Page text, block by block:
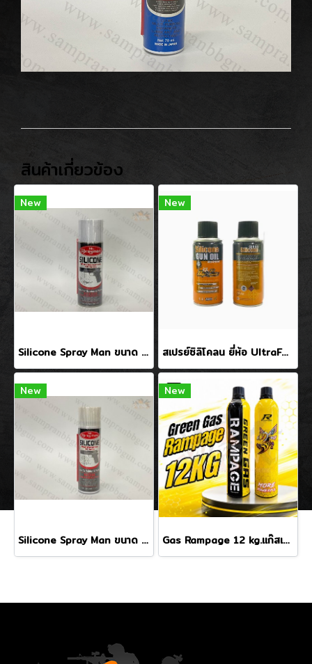
สินค้าเกี่ยวข้อง
New
Silicone Spray Man ขนาด 200ml
New
สเปรย์ซิลิโคลน ยี่ห้อ UltraForce 180 ml(Silicone Oiln)
New
Silicone Spray Man ขนาด 70ml
New
Gas Rampage 12 kg.แก๊สเหลือง ฝาดำ